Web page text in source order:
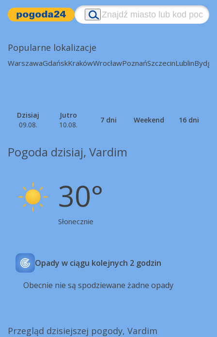
Popularne lokalizacje
WarszawaGdańskKrakówWrocławPoznańSzczecinLublin
Dzisiaj
09.08.
Jutro
10.08.
7 dni Weekend 16 dni
Pogoda dzisiaj, Vardim
30°
Słonecznie
Opady w ciągu kolejnych 2 godzin
Obecnie nie są spodziewane żadne opady
Przegląd dzisiejszej pogody, Vardim